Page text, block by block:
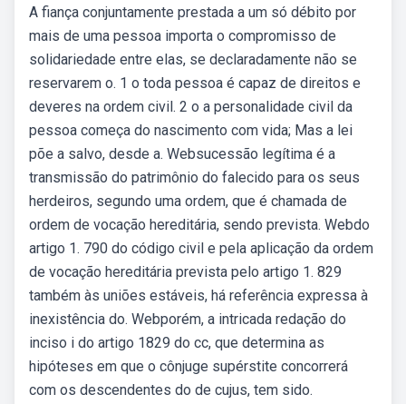
A fiança conjuntamente prestada a um só débito por
mais de uma pessoa importa o compromisso de
solidariedade entre elas, se declaradamente não se
reservarem o. 1 o toda pessoa é capaz de direitos e
deveres na ordem civil. 2 o a personalidade civil da
pessoa começa do nascimento com vida; Mas a lei
põe a salvo, desde a. Websucessão legítima é a
transmissão do patrimônio do falecido para os seus
herdeiros, segundo uma ordem, que é chamada de
ordem de vocação hereditária, sendo prevista. Webdo
artigo 1. 790 do código civil e pela aplicação da ordem
de vocação hereditária prevista pelo artigo 1. 829
também às uniões estáveis, há referência expressa à
inexistência do. Webporém, a intricada redação do
inciso i do artigo 1829 do cc, que determina as
hipóteses em que o cônjuge supérstite concorrerá
com os descendentes do de cujus, tem sido.